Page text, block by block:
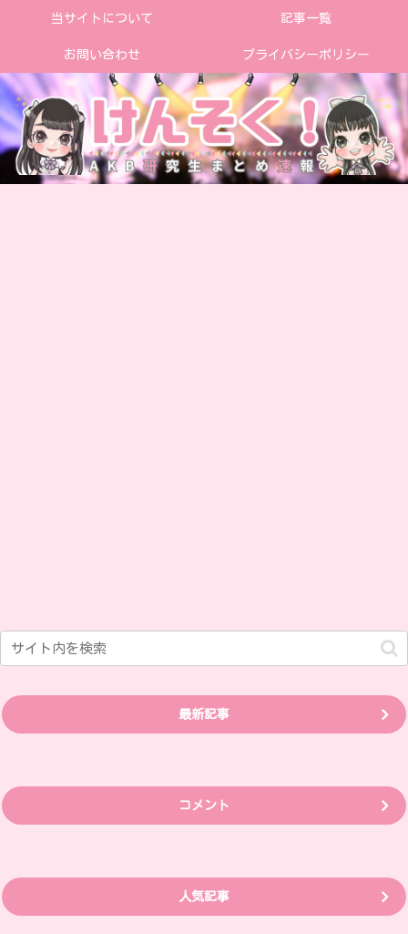
当サイトについて 記事一覧
お問い合わせ プライバシーポリシー
最新記事
コメント
人気記事